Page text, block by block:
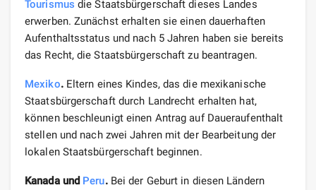
Tourismus die Staatsbürgerschaft dieses Landes
erwerben. Zunächst erhalten sie einen dauerhaften
Aufenthaltsstatus und nach 5 Jahren haben sie bereits
das Recht, die Staatsbürgerschaft zu beantragen.
Mexiko.Eltern eines Kindes, das die mexikanische
Staatsbürgerschaft durch Landrecht erhalten hat,
können beschleunigt einen Antrag auf Daueraufenthalt
stellen und nach zwei Jahren mit der Bearbeitung der
lokalen Staatsbürgerschaft beginnen.
Kanada und Peru.Bei der Geburt in diesen Ländern